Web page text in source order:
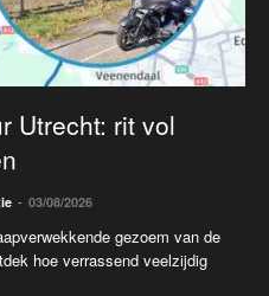
Utrecht: rit vol
- 03/08/2026
gezoem van de
hoe verrassend veelzijdig